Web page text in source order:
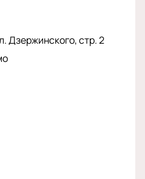
Дзержинского, стр. 2